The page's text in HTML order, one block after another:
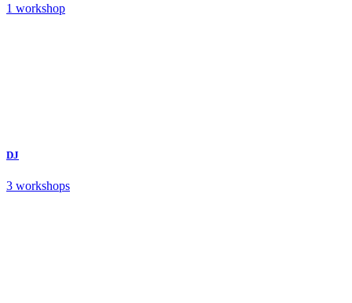
1 workshop
DJ
3 workshops